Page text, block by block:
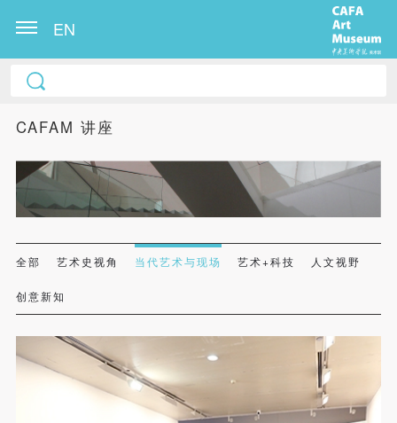
EN
CAFAM 讲座
全部 艺术史视角 当代艺术与现场 艺术+科技 人文视野
创意新知